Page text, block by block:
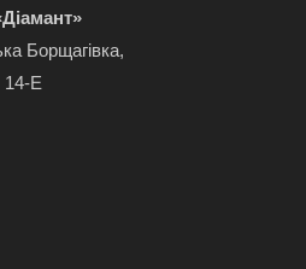
Борщагівка,
14-Е